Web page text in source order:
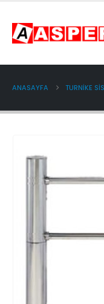
ANASAYFA TURNİKE